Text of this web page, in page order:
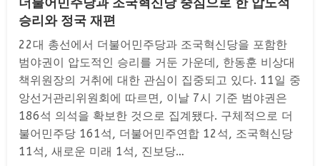
승리와 정국 재편
22대 총선에서 더불어민주당과 조국혁신당을 포함한
범야권이 압도적인 승리를 거둔 가운데, 한동훈 비상대
책위원장의 거취에 대한 관심이 집중되고 있다. 11일 중
앙선거관리위원회에 따르면, 이날 7시 기준 범야권은
186석 의석을 확보한 것으로 집계됐다. 구체적으로 더
불어민주당 161석, 더불어민주연합 12석, 조국혁신당
11석, 새로운 미래 1석, 진보당…